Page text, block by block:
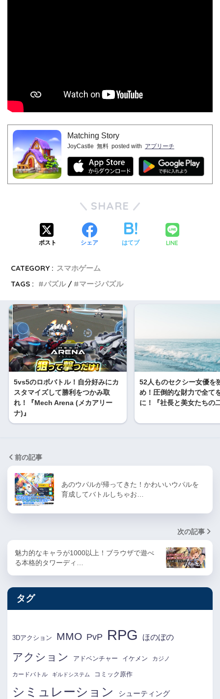
Matching Story
JoyCastle 無料 posted with アプリーチ
SHARE
ポスト シェア はてブ LINE
CATEGORY : スマホゲーム
TAGS :
パズル マージパズル
5vs5のロボバトル！自分好みにカ
スタマイズして勝利をつかみ取
れ！『Mech Arena (メカアリー
ナ)』
52人ものセクシー女優を
め！圧倒的な財力で全て
に！『社長と美女たちの
前の記事
あのウパルが帰ってきた！かわいいウパルを
育成してバトルしちゃお…
次の記事
魅力的なキャラが1000以上！ブラウザで遊べ
る本格的タワーディ…
タグ
3Dアクション MMO PvP RPG ほのぼの
アクション アドベンチャー イケメン カジノ
カードバトル ギルドシステム コミック原作
シミュレーション シューティング